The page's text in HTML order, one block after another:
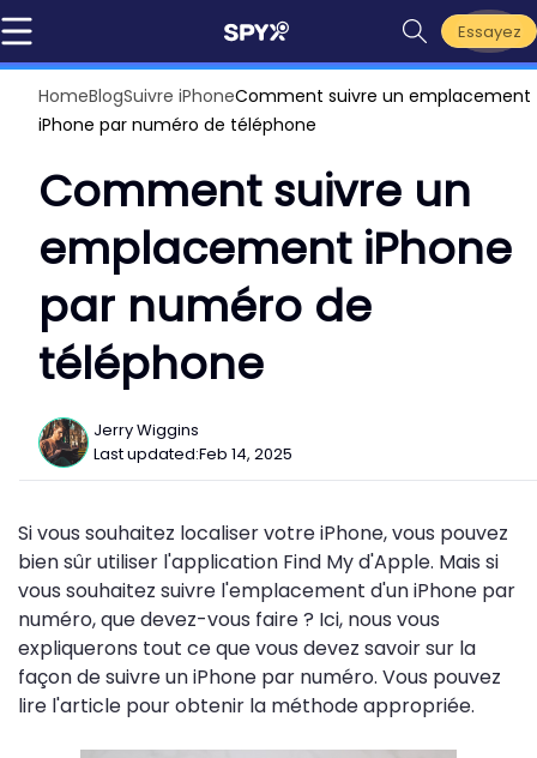
Essayez
HomeBlogSuivre iPhoneComment suivre un emplacement
iPhone par numéro de téléphone
Comment suivre un
emplacement iPhone
par numéro de
téléphone
Jerry Wiggins
Last updated:Feb 14, 2025
Si vous souhaitez localiser votre iPhone, vous pouvez
bien sûr utiliser l'application Find My d'Apple. Mais si
vous souhaitez suivre l'emplacement d'un iPhone par
numéro, que devez-vous faire ? Ici, nous vous
expliquerons tout ce que vous devez savoir sur la
façon de suivre un iPhone par numéro. Vous pouvez
lire l'article pour obtenir la méthode appropriée.